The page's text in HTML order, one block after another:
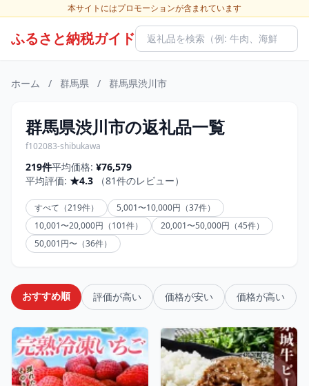
本サイトにはプロモーションが含まれています
ふるさと納税ガイド
ホーム / 群馬県 / 群馬県渋川市
群馬県渋川市の返礼品一覧
f102083-shibukawa
219件平均価格: ¥76,579
平均評価: ★4.3 （81件のレビュー）
すべて（219件）
5,001〜10,000円（37件）
10,001〜20,000円（101件）
20,001〜50,000円（45件）
50,001円〜（36件）
おすすめ順 評価が高い 価格が安い 価格が高い